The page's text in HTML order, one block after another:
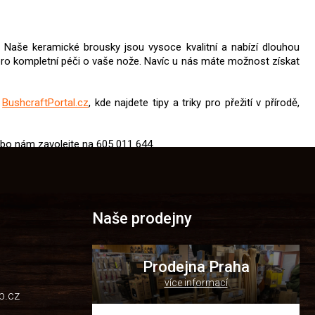
Naše keramické brousky jsou vysoce kvalitní a nabízí dlouhou
kompletní péči o vaše nože. Navíc u nás máte možnost získat
BushcraftPortal.cz, kde najdete tipy a triky pro přežití v přírodě,
nám zavolejte na 605 011 644.
Naše prodejny
Prodejna Praha
více informací